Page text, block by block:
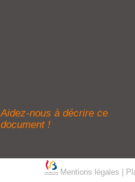
Aidez-nous à décrire ce
document !
Mentions légales